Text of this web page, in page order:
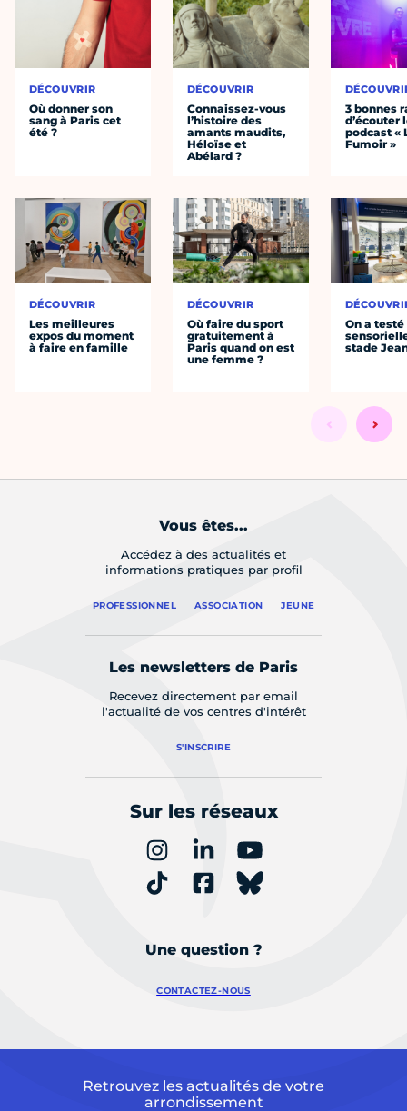
DÉCOUVRIR
Où donner son
sang à Paris cet
été ?
DÉCOUVRIR
Les meilleures
expos du moment
à faire en famille
DÉCOUVRIR
Connaissez-vous
l’histoire des
amants maudits,
Héloïse et
Abélard ?
DÉCOUVRIR
Où faire du sport
gratuitement à
Paris quand on est
une femme ?
3 bonnes
d’écouter
podcast «
Fumoir »
On a
stade
Vous êtes...
Accédez à des actualités et
informations pratiques par profil
PROFESSIONNEL ASSOCIATION JEUNE
Les newsletters de Paris
Recevez directement par email
l'actualité de vos centres d'intérêt
S'INSCRIRE
Sur les réseaux
Une question ?
CONTACTEZ-NOUS
Retrouvez les actualités de votre
arrondissement